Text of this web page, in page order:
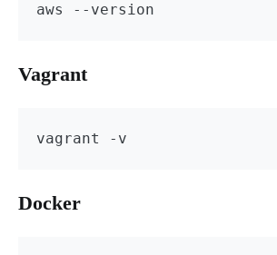
aws --version
Vagrant
vagrant -v
Docker